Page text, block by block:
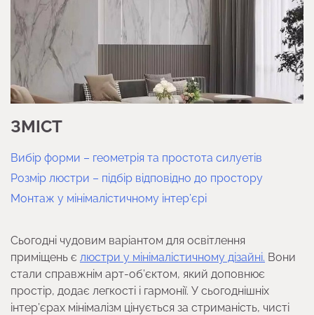
ЗМІСТ
Вибір форми – геометрія та простота силуетів
Розмір люстри – підбір відповідно до простору
Монтаж у мінімалістичному інтер’єрі
Сьогодні чудовим варіантом для освітлення
приміщень є люстри у мінімалістичному дізайні. Вони
стали справжнім арт-об’єктом, який доповнює
простір, додає легкості і гармонії. У сьогоднішніх
інтер’єрах мінімалізм цінується за стриманість, чисті